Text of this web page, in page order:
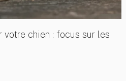
votre chien : focus sur les